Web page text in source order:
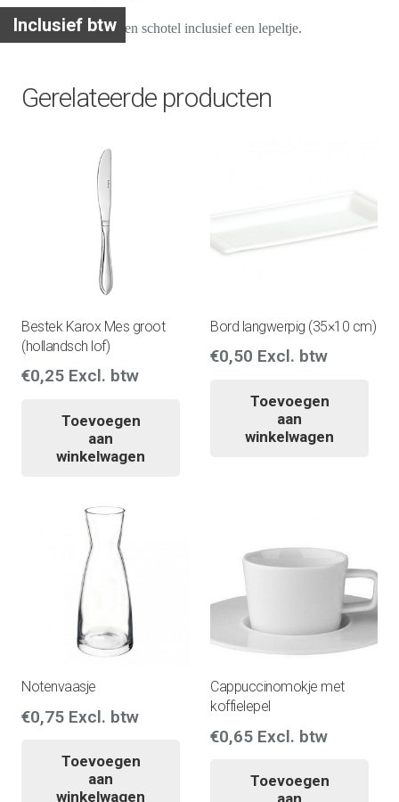
Inclusief btw
Set van koffiekop en schotel inclusief een lepeltje.
Gerelateerde producten
Bestek Karox Mes groot
(hollandsch lof)
€0,25 Excl. btw
Toevoegen
aan
winkelwagen
Bord langwerpig (35×10 cm)
€0,50 Excl. btw
Toevoegen
aan
winkelwagen
Notenvaasje
€0,75 Excl. btw
Toevoegen
aan
winkelwagen
Cappuccinomokje met
koffielepel
€0,65 Excl. btw
Toevoegen
aan